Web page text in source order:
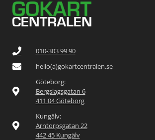
010-303 99 90
hello(a)gokartcentralen.se
Göteborg:
Bergslagsgatan 6
411 04 Göteborg
Kungälv:
Arntorpsgatan 22
442 45 Kungälv